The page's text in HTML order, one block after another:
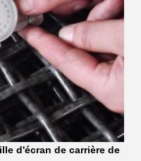
d'écran de carrière de